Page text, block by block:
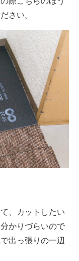
さい。
、カットしたい
かりづらいので
出っ張りの一辺